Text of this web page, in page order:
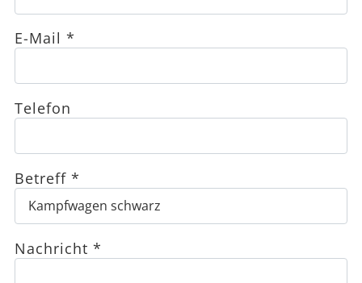
E-Mail *
Telefon
Betreff*
Nachricht *